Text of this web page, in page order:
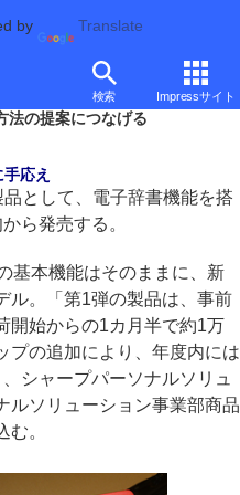
by Translate
検索 Impressサイト
業界、東奔西走」
搭載で遂げた進化とは
法の提案につなげる
応え
として、電子辞書機能を搭
ら発売する。
基本機能はそのままに、新
ル。「第1弾の製品は、事前
開始からの1カ月半で約1万
プの追加により、年度内には
シャープパーソナルソリュ
ルソリューション事業部商品
。